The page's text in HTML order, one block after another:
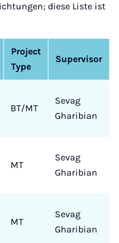
diese Liste ist
Project
Type
Supervisor
BT/MT
Sevag
Gharibian
MT
Sevag
Gharibian
MT
Sevag
Gharibian